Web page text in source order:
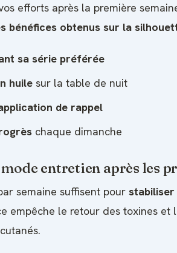
efforts après la première
bénéfices obtenus sur la
sa série préférée
huile sur la table de nuit
de rappel
chaque dimanche
mode entretien après les
semaine suffisent pour
empêche le retour des toxines et